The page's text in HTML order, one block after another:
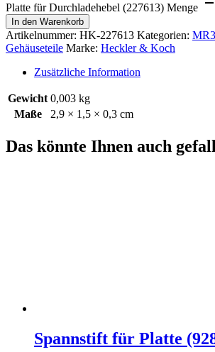
Platte für Durchladehebel (227613) Menge
In den Warenkorb
Artikelnummer: HK-227613 Kategorien:
Gehäuseteile Marke: Heckler & Koch
Zusätzliche Information
Gewicht 0,003 kg
Maße
2,9 × 1,5 × 0,3 cm
Das könnte Ihnen auch
Spannstift für Platte